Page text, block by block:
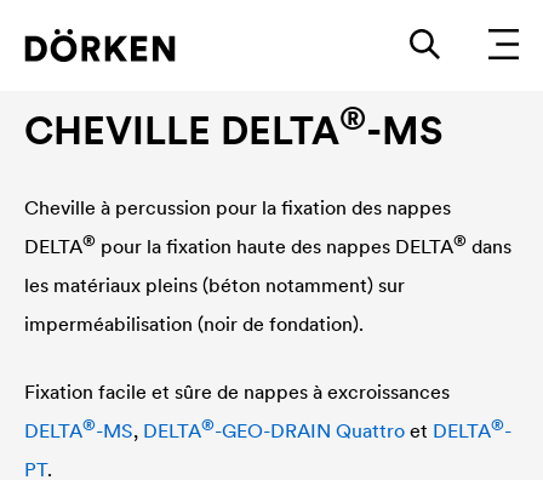
CHEVILLE DELTA®-MS
Cheville à percussion pour la fixation des nappes
DELTA® pour la fixation haute des nappes DELTA® dans
les matériaux pleins (béton notamment) sur
imperméabilisation (noir de fondation).
Fixation facile et sûre de nappes à excroissances
DELTA®-MS, DELTA®-GEO-DRAIN Quattro et DELTA®-
PT.